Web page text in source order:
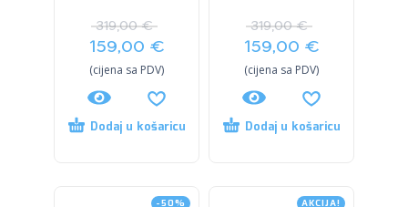
319,00€
159,00 €
(cijena sa PDV)
Dodaj u košaricu
319,00€
159,00 €
(cijena sa PDV)
Dodaj u košaricu
-50% AKCIJA!